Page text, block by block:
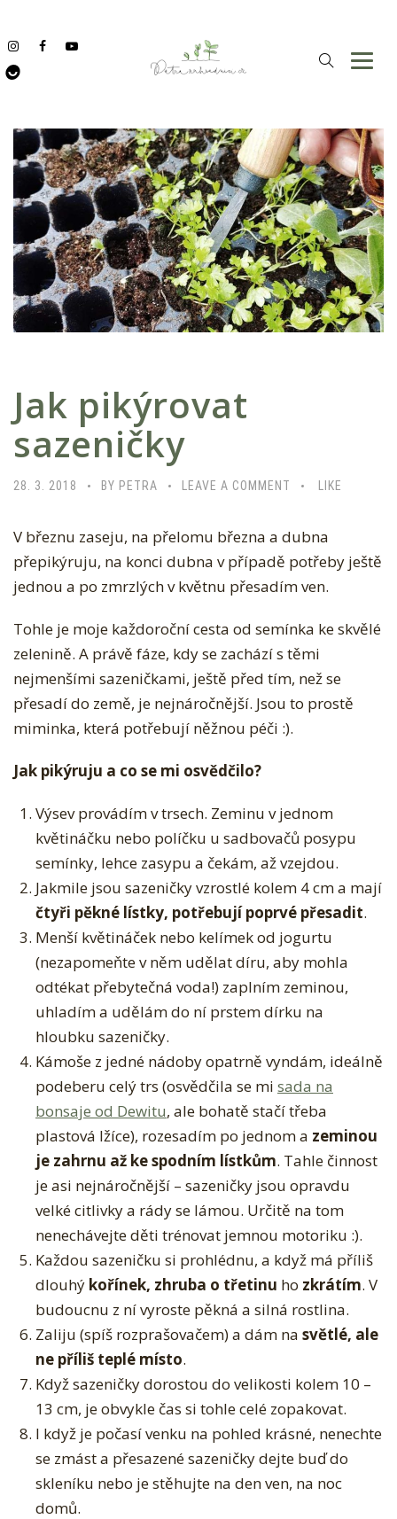
Jak pikýrovat
sazeničky
28. 3. 2018 BY PETRA LEAVE A COMMENT LIKE
V březnu zaseju, na přelomu března a dubna
přepikýruju, na konci dubna v případě potřeby ještě
jednou a po zmrzlých v květnu přesadím ven.
Tohle je moje každoroční cesta od semínka ke skvělé
zelenině. A právě fáze, kdy se zachází s těmi
nejmenšími sazeničkami, ještě před tím, než se
přesadí do země, je nejnáročnější. Jsou to prostě
miminka, která potřebují něžnou péči :).
Jak pikýruju a co se mi osvědčilo?
Výsev provádím v trsech. Zeminu v jednom
květináčku nebo políčku u sadbovačů posypu
semínky, lehce zasypu a čekám, až vzejdou.
Jakmile jsou sazeničky vzrostlé kolem 4 cm a mají
čtyři pěkné lístky, potřebují poprvé přesadit.
Menší květináček nebo kelímek od jogurtu
(nezapomeňte v něm udělat díru, aby mohla
odtékat přebytečná voda!) zaplním zeminou,
uhladím a udělám do ní prstem dírku na
hloubku sazeničky.
Kámoše z jedné nádoby opatrně vyndám, ideálně
podeberu celý trs (osvědčila se mi sada na
bonsaje od Dewitu, ale bohatě stačí třeba
plastová lžíce), rozesadím po jednom a zeminou
je zahrnu až ke spodním lístkům. Tahle činnost
je asi nejnáročnější – sazeničky jsou opravdu
velké citlivky a rády se lámou. Určitě na tom
nenechávejte děti trénovat jemnou motoriku :).
Každou sazeničku si prohlédnu, a když má příliš
dlouhý kořínek, zhruba o třetinu ho zkrátím. V
budoucnu z ní vyroste pěkná a silná rostlina.
Zaliju (spíš rozprašovačem) a dám na světlé, ale
ne příliš teplé místo.
Když sazeničky dorostou do velikosti kolem 10 –
13 cm, je obvykle čas si tohle celé zopakovat.
I když je počasí venku na pohled krásné, nenechte
se zmást a přesazené sazeničky dejte buď do
skleníku nebo je stěhujte na den ven, na noc
domů.